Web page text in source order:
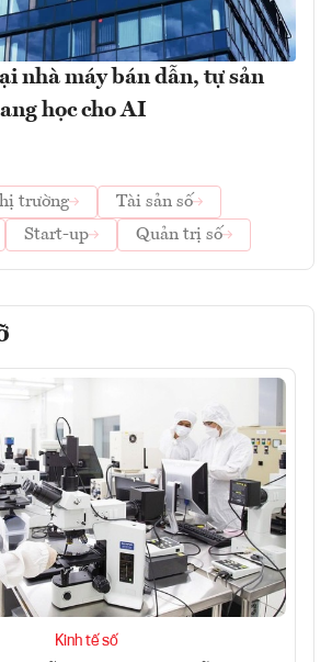
nhà máy bán dẫn, tự sản
học cho AI
trường
Tài sản số
Start-up Quản trị số
Kinh tế số